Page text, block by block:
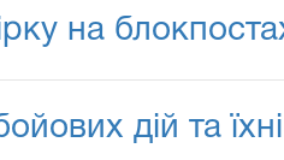
на
дій та